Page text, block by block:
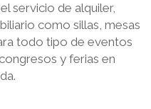
servicio de alquiler,
como sillas, mesas
todo tipo de eventos
y ferias en